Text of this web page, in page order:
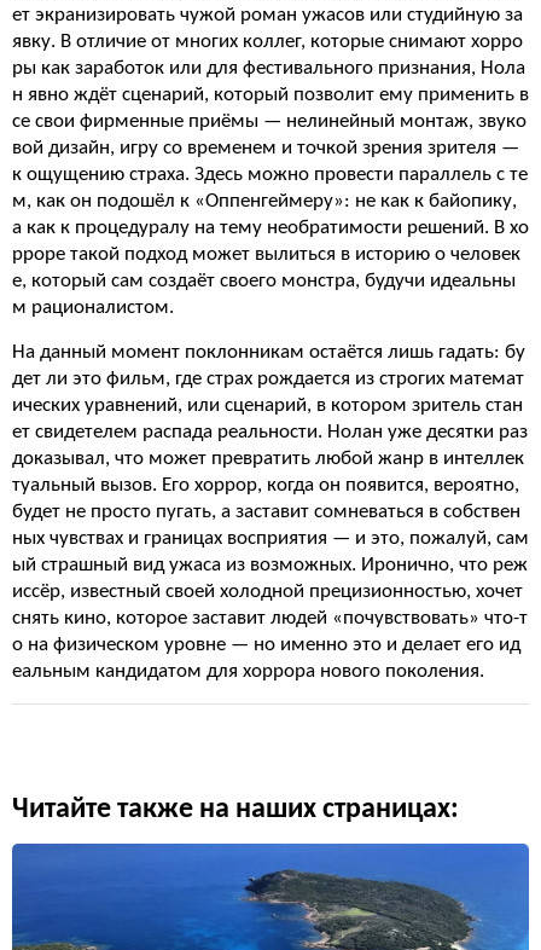
ет экранизировать чужой роман ужасов или студийную за
явку. В отличие от многих коллег, которые снимают хорро
ры как заработок или для фестивального признания, Нола
н явно ждёт сценарий, который позволит ему применить в
се свои фирменные приёмы — нелинейный монтаж, звуко
вой дизайн, игру со временем и точкой зрения зрителя —
к ощущению страха. Здесь можно провести параллель с те
м, как он подошёл к «Оппенгеймеру»: не как к байопику,
а как к процедуралу на тему необратимости решений. В хо
рроре такой подход может вылиться в историю о человек
е, который сам создаёт своего монстра, будучи идеальны
м рационалистом.
На данный момент поклонникам остаётся лишь гадать: бу
дет ли это фильм, где страх рождается из строгих математ
ических уравнений, или сценарий, в котором зритель стан
ет свидетелем распада реальности. Нолан уже десятки раз
доказывал, что может превратить любой жанр в интеллек
туальный вызов. Его хоррор, когда он появится, вероятно,
будет не просто пугать, а заставит сомневаться в собствен
ных чувствах и границах восприятия — и это, пожалуй, сам
ый страшный вид ужаса из возможных. Иронично, что реж
иссёр, известный своей холодной прецизионностью, хочет
снять кино, которое заставит людей «почувствовать» что-т
о на физическом уровне — но именно это и делает его ид
еальным кандидатом для хоррора нового поколения.
Читайте также на наших страницах: